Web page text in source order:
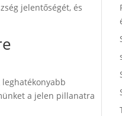
jelentőségét, és
a jelen pillanatra